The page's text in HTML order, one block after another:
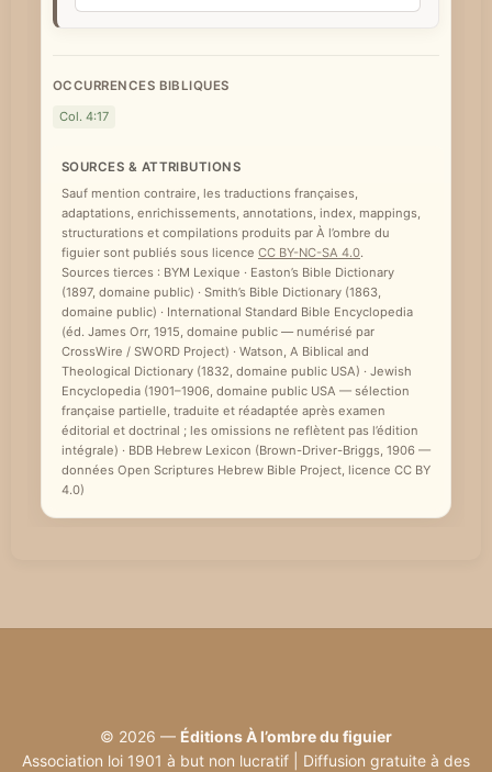
OCCURRENCES BIBLIQUES
Col. 4:17
SOURCES & ATTRIBUTIONS
Sauf mention contraire, les traductions françaises,
adaptations, enrichissements, annotations, index, mappings,
structurations et compilations produits par À l’ombre du
figuier sont publiés sous licence CC BY-NC-SA 4.0.
Sources tierces : BYM Lexique · Easton’s Bible Dictionary
(1897, domaine public) · Smith’s Bible Dictionary (1863,
domaine public) · International Standard Bible Encyclopedia
(éd. James Orr, 1915, domaine public — numérisé par
CrossWire / SWORD Project) · Watson, A Biblical and
Theological Dictionary (1832, domaine public USA) · Jewish
Encyclopedia (1901–1906, domaine public USA — sélection
française partielle, traduite et réadaptée après examen
éditorial et doctrinal ; les omissions ne reflètent pas l’édition
intégrale) · BDB Hebrew Lexicon (Brown-Driver-Briggs, 1906 —
données Open Scriptures Hebrew Bible Project, licence CC BY
4.0)
© 2026 — Éditions À l’ombre du figuier
Association loi 1901 à but non lucratif | Diffusion gratuite à des